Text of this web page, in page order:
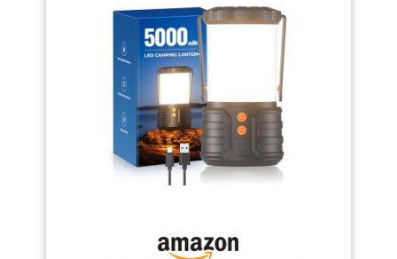
(6000K), blanc chaud et effet
flamme réaliste. Intensité
réglable en continu via bouton
rotatif ou télécommande — de
l'éclairage d'ambiance vintage
à la lampe de lecture. Sans
flamme, sans huile, sans fumée:
100% sûr pour les enfants et les
Effet Flamme
Réaliste – Alternative Sûre à la
Lampe Tempête: Les LED
SMD2835 reproduisent un
odeur d'huile. La finition bronze
offrant jusqu’à 10 heures
d’autonomie en mode haute
luminosité et 50 heures en mode
basse luminosité après une
charge complète. La puissance
n'est que de 5 W. (Inclut un
câble de chargement USB.) 🏕
【7 Modes d'éclairage】Cette
lampe de camping dispose de
7 modes au choix: Lumière
Latérale Forte - Lumière Latérale
Faible - Lumière Forte en Bas -
Lumière Faible en Bas - Pleine
Lumière - Stroboscope-SOS.
camping adopte des perles de